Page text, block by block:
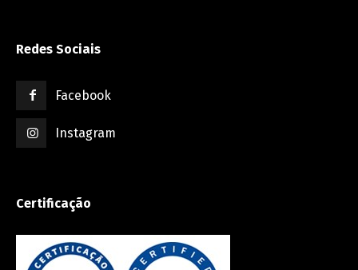
Redes Sociais
Facebook
Instagram
Certificação